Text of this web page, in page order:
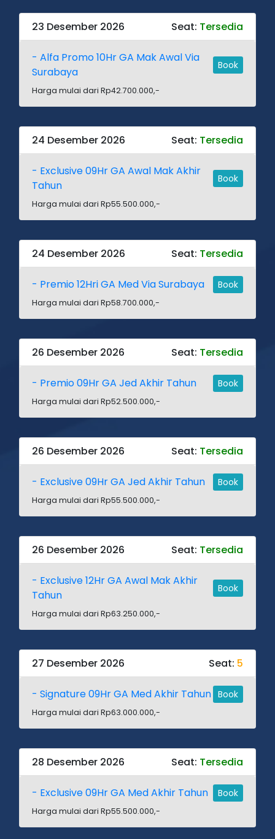
23 Desember 2026 Seat: Tersedia
- Alfa Promo 10Hr GA Mak Awal Via
Surabaya
Book
Harga mulai dari Rp42.700.000,-
24 Desember 2026 Seat: Tersedia
- Exclusive 09Hr GA Awal Mak Akhir
Tahun
Book
Harga mulai dari Rp55.500.000,-
24 Desember 2026 Seat: Tersedia
- Premio 12Hri GA Med Via Surabaya Book
Harga mulai dari Rp58.700.000,-
26 Desember 2026 Seat: Tersedia
- Premio 09Hr GA Jed Akhir Tahun Book
Harga mulai dari Rp52.500.000,-
26 Desember 2026 Seat: Tersedia
- Exclusive 09Hr GA Jed Akhir Tahun Book
Harga mulai dari Rp55.500.000,-
26 Desember 2026 Seat: Tersedia
- Exclusive 12Hr GA Awal Mak Akhir
Tahun
Book
Harga mulai dari Rp63.250.000,-
27 Desember 2026 Seat: 5
- Signature 09Hr GA Med Akhir Tahun Book
Harga mulai dari Rp63.000.000,-
28 Desember 2026 Seat: Tersedia
- Exclusive 09Hr GA Med Akhir Tahun Book
Harga mulai dari Rp55.500.000,-